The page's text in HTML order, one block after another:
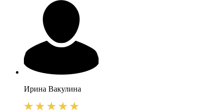
Ирина Вакулина